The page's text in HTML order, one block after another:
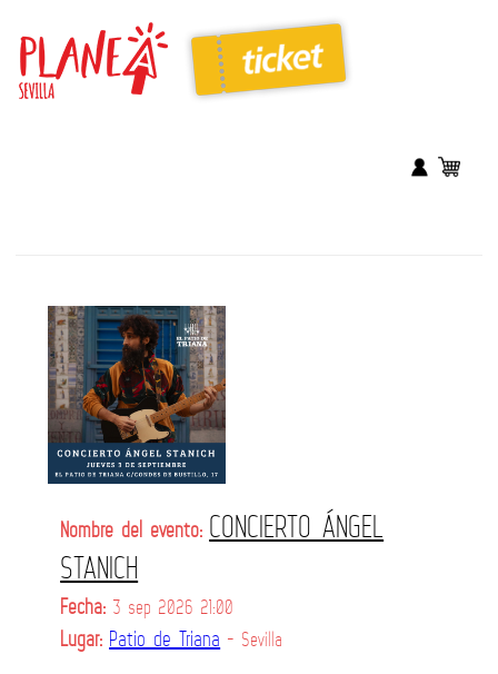
Nombre del evento: CONCIERTO ÁNGEL
STANICH
Fecha: 3 sep 2026 21:00
Lugar: Patio de Triana - Sevilla